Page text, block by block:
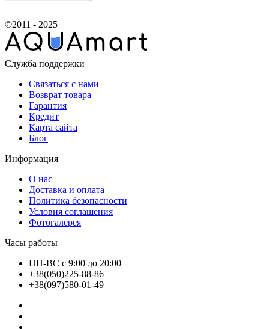
©2011 - 2025
Служба поддержки
Связаться с нами
Возврат товара
Гарантия
Кредит
Карта сайта
Блог
Информация
О нас
Доставка и оплата
Политика безопасности
Условия соглашения
Фотогалерея
Часы работы
ПН-ВС с 9:00 до 20:00
+38(050)225-88-86
+38(097)580-01-49